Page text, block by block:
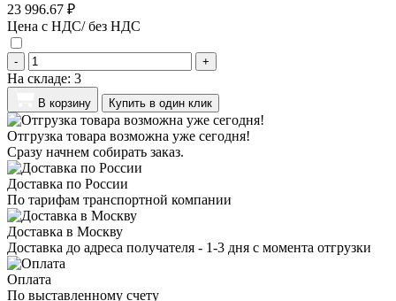
23 996.67 ₽
Цена с НДС/ без НДС
- +
На складе: 3
В корзину Купить в один клик
Отгрузка товара возможна уже сегодня!
Сразу начнем собирать заказ.
Доставка по России
По тарифам транспортной компании
Доставка в Москву
Доставка до адреса получателя - 1-3 дня с момента отгрузки
Оплата
По выставленному счету